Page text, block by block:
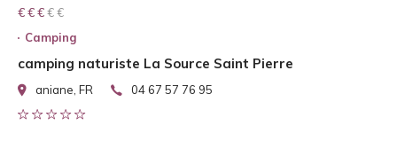
€ € € € €
€ € €
Camping
camping naturiste La Source Saint Pierre
aniane, FR 04 67 57 76 95